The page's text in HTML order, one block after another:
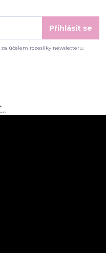
Přihlásit se
za účelem rozesílky newsletteru.